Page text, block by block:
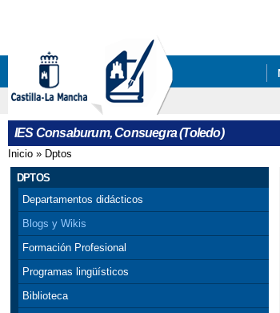
IES Consaburum, Consuegra (Toledo)
Se encuentra usted aquí
Inicio » Dptos
DPTOS
Departamentos didácticos
Blogs y Wikis
Formación Profesional
Programas lingüísticos
Biblioteca